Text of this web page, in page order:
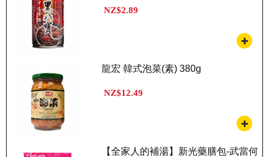
NZ$2.89
龍宏 韓式泡菜(素) 380g
NZ$12.49
【全家人的補湯】新光藥膳包-武當何